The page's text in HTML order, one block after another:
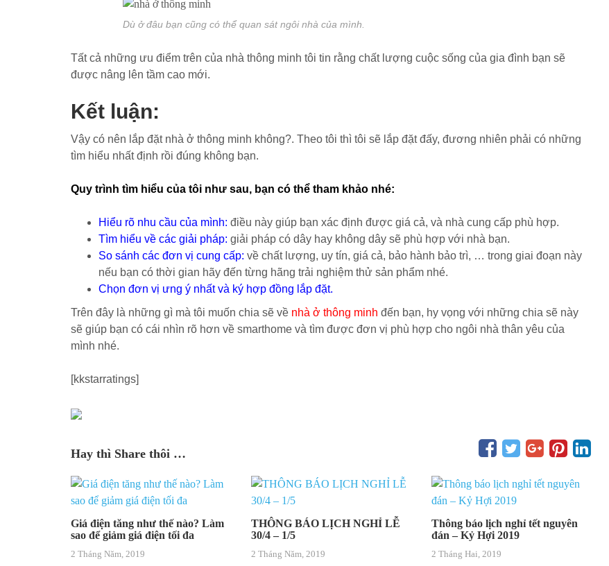
Dù ở đâu bạn cũng có thể quan sát ngôi nhà của mình.
Tất cả những ưu điểm trên của nhà thông minh tôi tin rằng chất lượng cuộc sống của gia đình bạn sẽ
được nâng lên tầm cao mới.
Kết luận:
Vậy có nên lắp đặt nhà ở thông minh không?. Theo tôi thì tôi sẽ lắp đặt đấy, đương nhiên phải có những
tìm hiểu nhất định rồi đúng không bạn.
Quy trình tìm hiểu của tôi như sau, bạn có thể tham khảo nhé:
Hiểu rõ nhu cầu của mình: điều này giúp bạn xác định được giá cả, và nhà cung cấp phù hợp.
Tìm hiểu về các giải pháp: giải pháp có dây hay không dây sẽ phù hợp với nhà bạn.
So sánh các đơn vị cung cấp: về chất lượng, uy tín, giá cả, bảo hành bảo trì, … trong giai đoạn này
nếu bạn có thời gian hãy đến từng hãng trải nghiệm thử sản phẩm nhé.
Chọn đơn vị ưng ý nhất và ký hợp đồng lắp đặt.
Trên đây là những gì mà tôi muốn chia sẽ về nhà ở thông minh đến bạn, hy vọng với những chia sẽ này
sẽ giúp bạn có cái nhìn rõ hơn về smarthome và tìm được đơn vị phù hợp cho ngôi nhà thân yêu của
mình nhé.
[kkstarratings]
Hay thì Share thôi …
Giá điện tăng như thế nào? Làm
sao để giảm giá điện tối đa
2 Tháng Năm, 2019
THÔNG BÁO LỊCH NGHỈ LỄ
30/4 – 1/5
2 Tháng Năm, 2019
Thông báo lịch nghỉ tết nguyên
đán – Kỷ Hợi 2019
2 Tháng Hai, 2019